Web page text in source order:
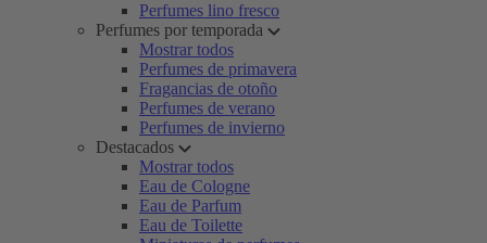
Perfumes lino fresco
Perfumes por temporada
Mostrar todos
Perfumes de primavera
Fragancias de otoño
Perfumes de verano
Perfumes de invierno
Destacados
Mostrar todos
Eau de Cologne
Eau de Parfum
Eau de Toilette